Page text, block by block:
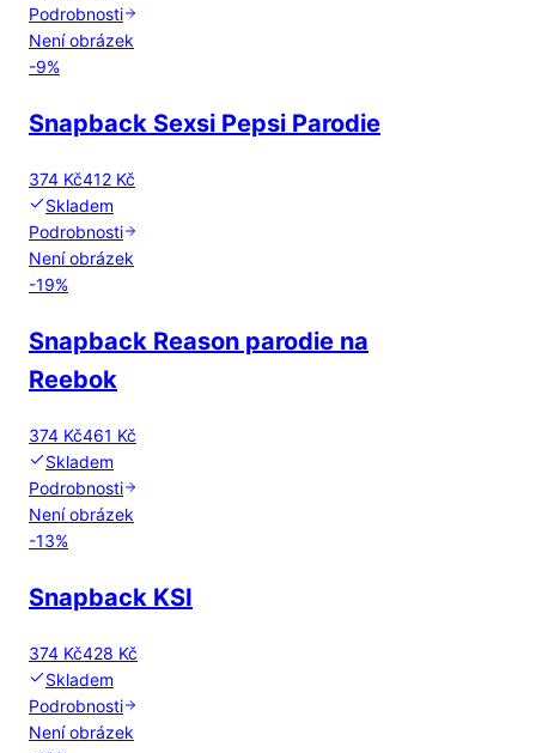
Podrobnosti
Není obrázek
-9%
Snapback Sexsi Pepsi Parodie
374 Kč412 Kč
Skladem
Podrobnosti
Není obrázek
-19%
Snapback Reason parodie na
Reebok
374 Kč461 Kč
Skladem
Podrobnosti
Není obrázek
-13%
Snapback KSI
374 Kč428 Kč
Skladem
Podrobnosti
Není obrázek